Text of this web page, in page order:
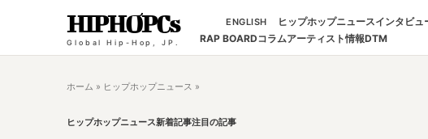
HIPHOPCs
Global Hip-Hop, JP.
ENGLISH ヒップホップニュースインタビュ
RAP BOARDコラムアーティスト情報DTM
ホーム » ヒップホップニュース »
ヒップホップニュース新着記事注目の記事